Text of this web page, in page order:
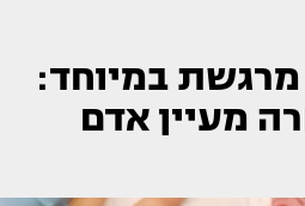
במיוחד:
מעיין אדם